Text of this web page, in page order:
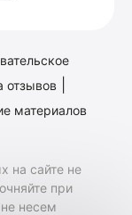
отзывов
материалов
на сайте не
при
несем